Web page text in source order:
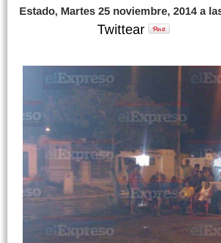
Estado, Martes 25 noviembre, 2014 a
Twittear